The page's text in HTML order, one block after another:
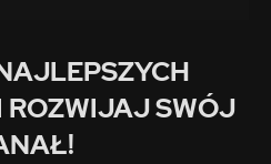
ROZWIJAJ SWÓJ